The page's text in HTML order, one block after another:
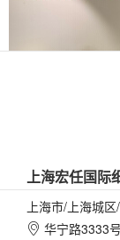
上海宏任国际
上海市/上海城
 华宁路3333